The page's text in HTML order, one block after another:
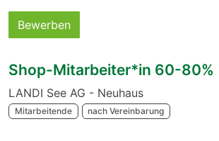
Bewerben
Shop-Mitarbeiter*in 60-80%
LANDI See AG - Neuhaus
Mitarbeitende nach Vereinbarung